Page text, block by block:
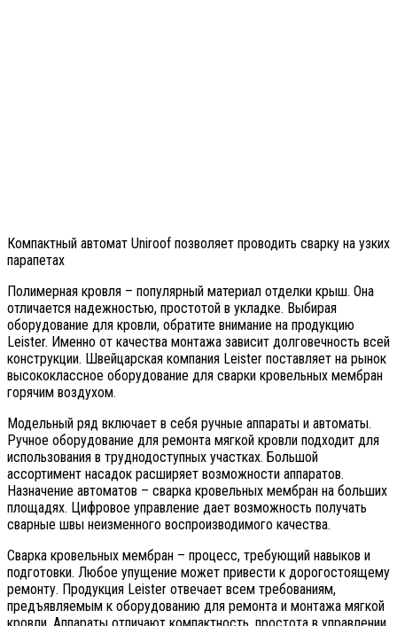
Компактный автомат Uniroof позволяет проводить сварку на узких
парапетах
Полимерная кровля – популярный материал отделки крыш. Она
отличается надежностью, простотой в укладке. Выбирая
оборудование для кровли, обратите внимание на продукцию
Leister. Именно от качества монтажа зависит долговечность всей
конструкции. Швейцарская компания Leister поставляет на рынок
высококлассное оборудование для сварки кровельных мембран
горячим воздухом.
Модельный ряд включает в себя ручные аппараты и автоматы.
Ручное оборудование для ремонта мягкой кровли подходит для
использования в труднодоступных участках. Большой
ассортимент насадок расширяет возможности аппаратов.
Назначение автоматов – сварка кровельных мембран на больших
площадях. Цифровое управление дает возможность получать
сварные швы неизменного воспроизводимого качества.
Сварка кровельных мембран – процесс, требующий навыков и
подготовки. Любое упущение может привести к дорогостоящему
ремонту. Продукция Leister отвечает всем требованиям,
предъявляемым к оборудованию для ремонта и монтажа мягкой